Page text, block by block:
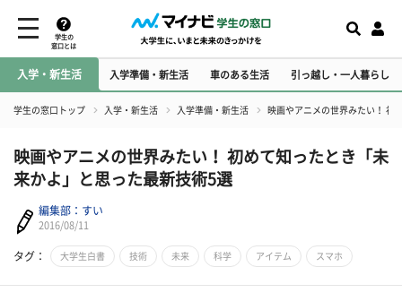
学生の
窓口とは
入学・新生活 入学準備・新生活 車のある生活 引っ越し・一人暮らし
学生の窓口トップ 入学・新生活 入学準備・新生活 映画やアニメの世界みたい！ 初
映画やアニメの世界みたい！ 初めて知ったとき「未
来かよ」と思った最新技術5選
編集部：すい
2016/08/11
タグ： 大学生白書 技術 未来 科学 アイテム スマホ